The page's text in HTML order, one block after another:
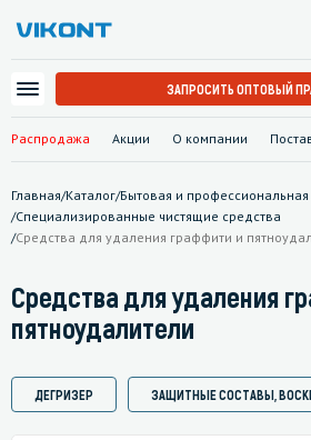
Распродажа Акции О компании
ЗАПРОСИТЬ ОПТОВЫЙ
Главная/Каталог/Бытовая и
/Специализированные чистящие средства
/Средства для удаления граффити и
Средства для удаления
пятноудалители
ДЕГРИЗЕР ЗАЩИТНЫЕ СОСТАВЫ,